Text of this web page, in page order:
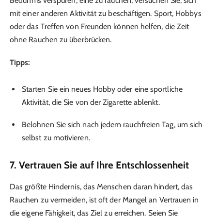
mit einer anderen Aktivität zu beschäftigen. Sport, Hobbys
oder das Treffen von Freunden können helfen, die Zeit
ohne Rauchen zu überbrücken.
Tipps:
Starten Sie ein neues Hobby oder eine sportliche
Aktivität, die Sie von der Zigarette ablenkt.
Belohnen Sie sich nach jedem rauchfreien Tag, um sich
selbst zu motivieren.
7.Vertrauen Sie auf Ihre Entschlossenheit
Das größte Hindernis, das Menschen daran hindert, das
Rauchen zu vermeiden, ist oft der Mangel an Vertrauen in
die eigene Fähigkeit, das Ziel zu erreichen. Seien Sie